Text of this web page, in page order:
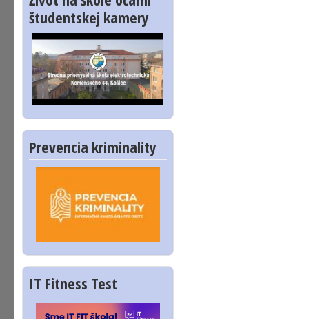
študentskej kamery
Prevencia kriminality
IT Fitness Test